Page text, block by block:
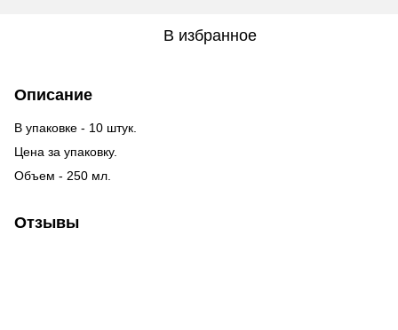
В избранное
Описание
В упаковке - 10 штук.
Цена за упаковку.
Объем - 250 мл.
Отзывы